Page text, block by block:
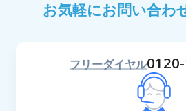
お気軽にお問い合わ
フリーダイヤル